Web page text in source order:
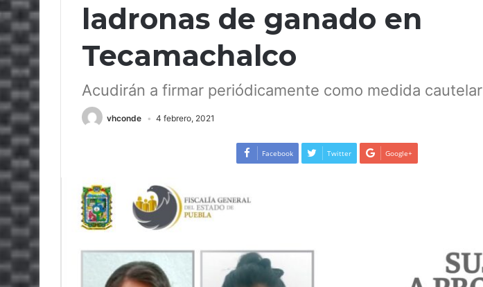
ladronas de ganado en
Tecamachalco
Acudirán a firmar periódicamente como medida cautelar
vhconde 4 febrero, 2021
Facebook Twitter Google+